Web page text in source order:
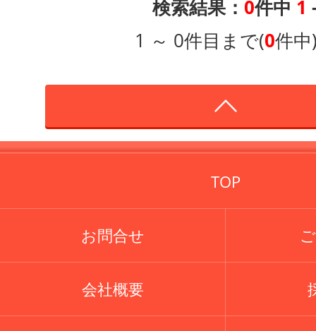
検索結果： 0件中 1
1 ～ 0件目まで(0件中
TOP
お問合せ
会社概要